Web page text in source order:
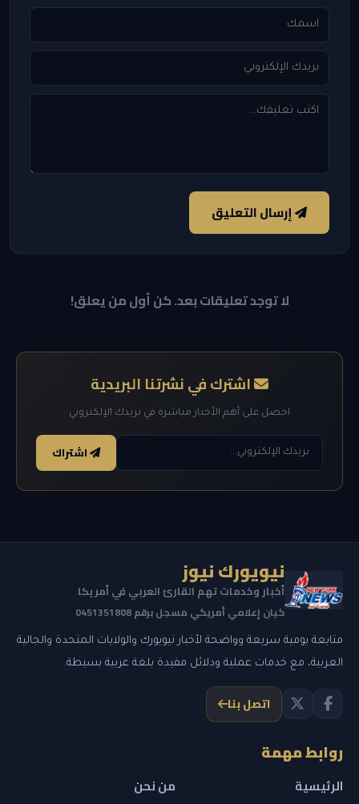
إرسال التعليق
لا توجد تعليقات بعد. كن أول من يعلق!
اشترك في نشرتنا البريدية
احصل على أهم الأخبار مباشرة في بريدك الإلكتروني
اشتراك
نيويورك نيوز
أخبار وخدمات تهم القارئ العربي في أمريكا
كيان إعلامي أمريكي مسجل برقم 0451351808
متابعة يومية سريعة وواضحة لأخبار نيويورك والولايات المتحدة والجالية
العربية، مع خدمات عملية ودلائل مفيدة بلغة عربية بسيطة.
اتصل بنا
روابط مهمة
الرئيسية
من نحن